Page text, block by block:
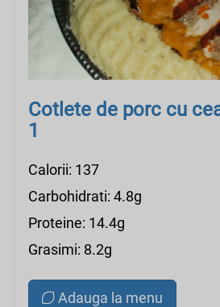
Cotlete de porc cu
1
Calorii: 137
Carbohidrati: 4.8g
Proteine: 14.4g
Grasimi: 8.2g
Adauga la menu